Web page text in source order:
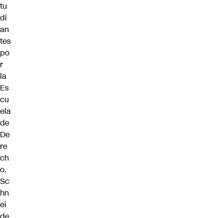
tu
di
an
tes
po
r
la
Es
cu
ela
de
De
re
ch
o.
Sc
hn
ei